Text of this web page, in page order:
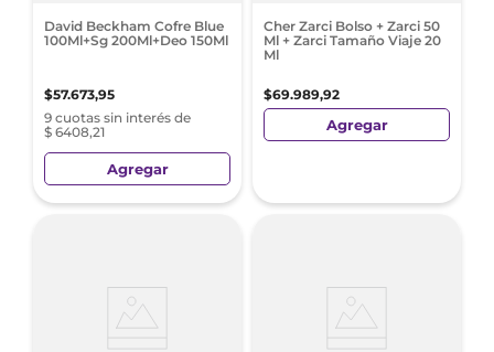
David Beckham Cofre Blue
100Ml+Sg 200Ml+Deo 150Ml
$57.673,95
9 cuotas sin interés de
$ 6408,21
Agregar
Cher Zarci Bolso + Zarci 50
Ml + Zarci Tamaño Viaje 20
Ml
$69.989,92
Agregar